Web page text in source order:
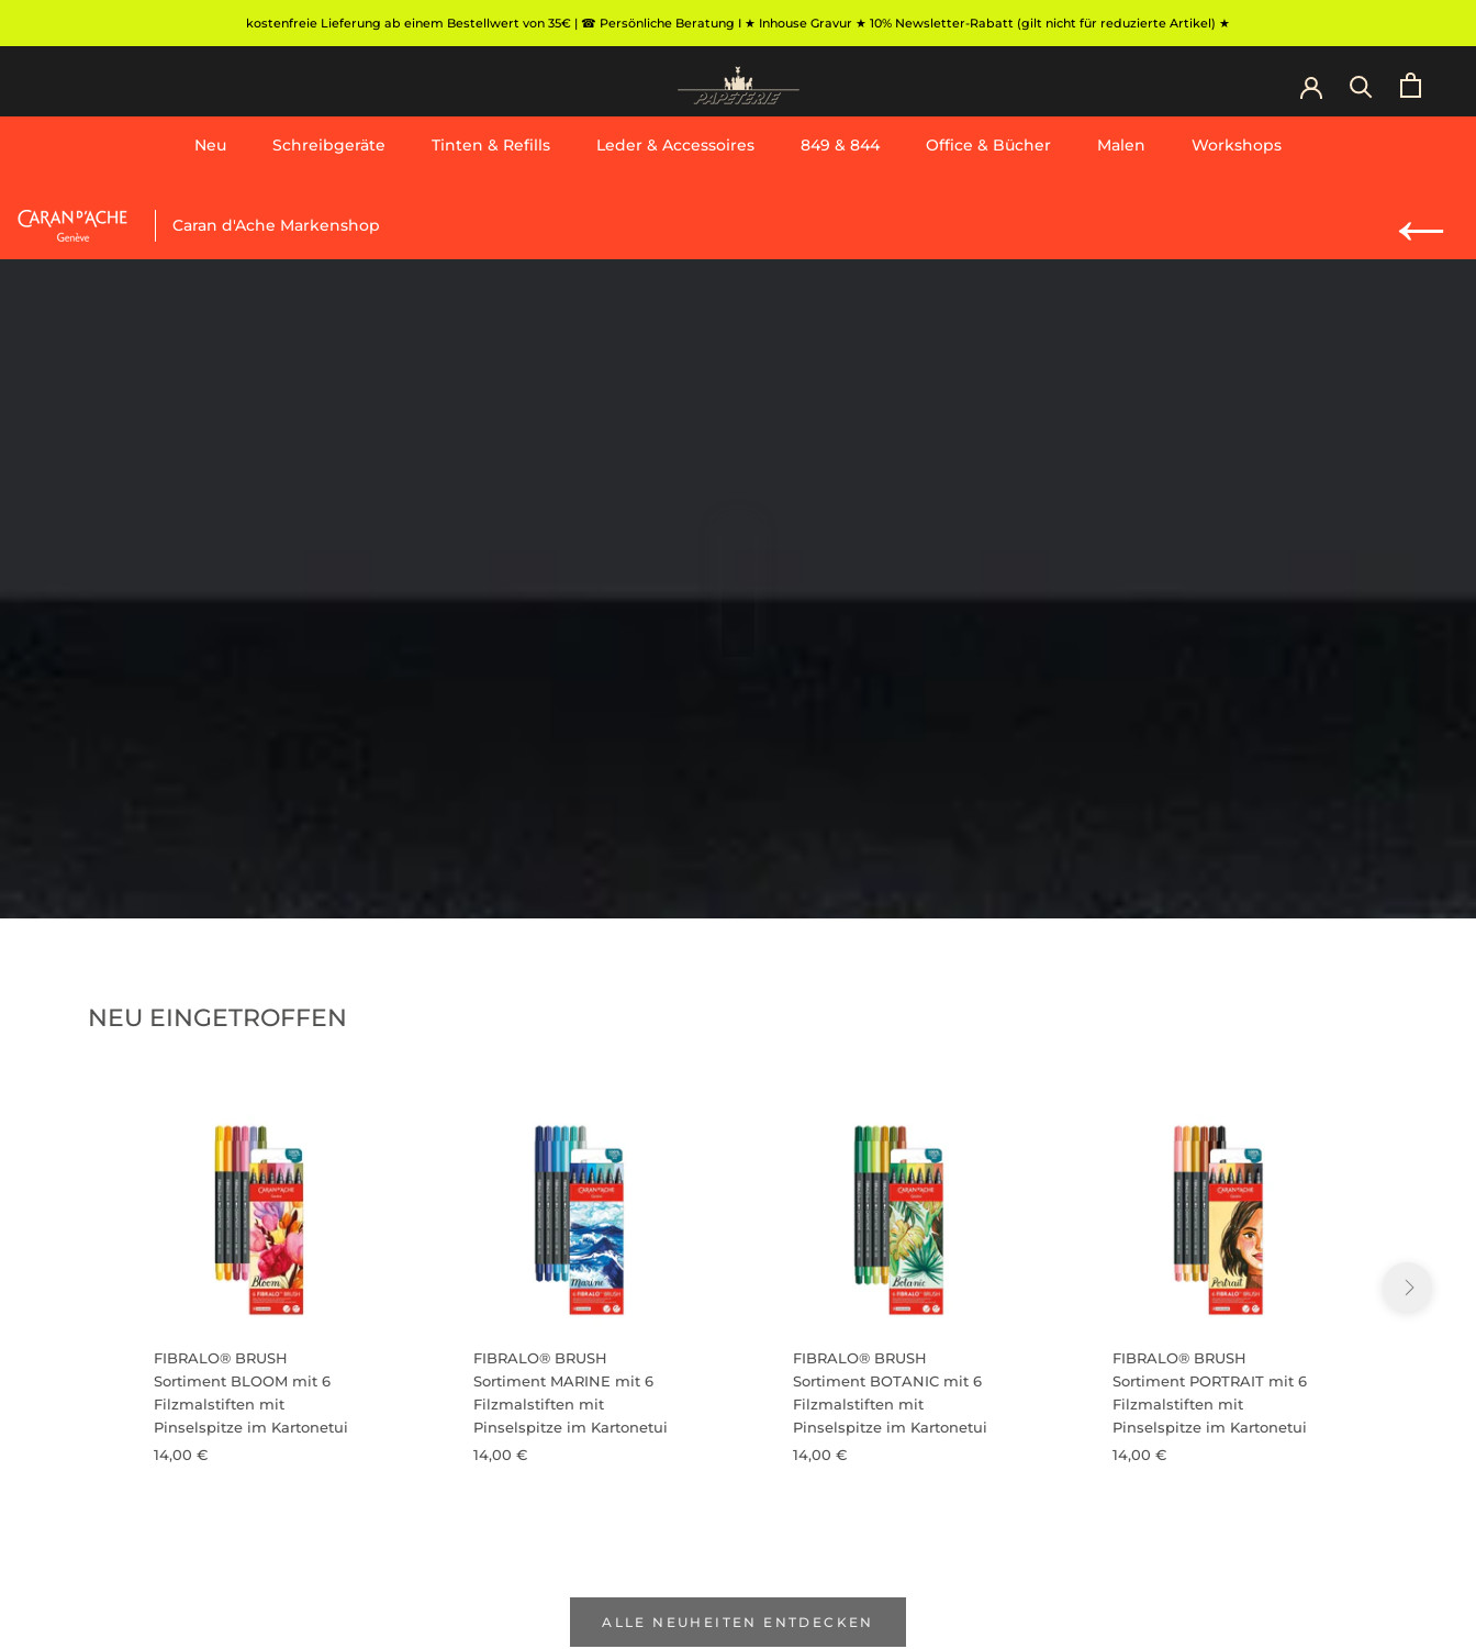
kostenfreie Lieferung ab einem Bestellwert von 35€ | ☎ Persönliche Beratung I ★ Inhouse Gravur ★ 10% Newsletter-Rabatt (gilt nicht für reduzierte Artikel) ★
Neu
Schreibgeräte Tinten & Refills Leder & Accessoires 849 & 844 Office & Bücher Malen
Workshops
Caran d'Ache Markenshop ←
NEU EINGETROFFEN
FIBRALO® BRUSH
Sortiment BLOOM mit 6
Filzmalstiften mit
Pinselspitze im Kartonetui
14,00 €
FIBRALO® BRUSH
Sortiment MARINE mit 6
Filzmalstiften mit
Pinselspitze im Kartonetui
14,00 €
FIBRALO® BRUSH
Sortiment BOTANIC mit 6
Filzmalstiften mit
Pinselspitze im Kartonetui
14,00 €
FIBRALO® BRUSH
Sortiment PORTRAIT mit 6
Filzmalstiften mit
Pinselspitze im Kartonetui
14,00 €
ALLE NEUHEITEN ENTDECKEN